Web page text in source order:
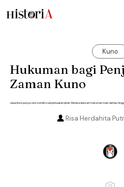
Kuno
Hukuman bagi
Zaman Kuno
Jawa Kuno punya versi sendiri soal perbuatan jahat. Mereka diancam hukuman mati, denda,
Risa Herdahita